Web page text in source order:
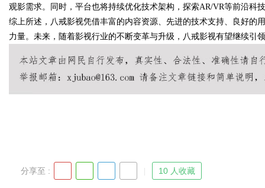
观影需求。同时，平台也将持续优化技术架构，探索AR/VR等前沿科
综上所述，八戒影视凭借丰富的内容资源、先进的技术支持、良好的
力量。未来，随着影视行业的不断变革与升级，八戒影视有望继续引
分享至 : 10 人收藏